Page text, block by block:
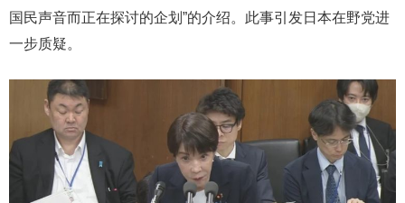
国民声音而正在探讨的企划”的介绍。此事引发日本在野党进
一步质疑。